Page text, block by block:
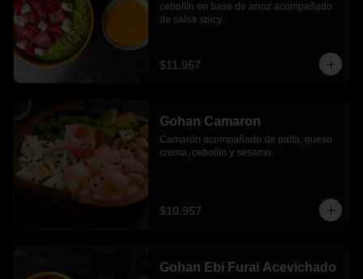
cebollín en base de arroz acompañado
de salsa spicy.
$11.957
Gohan Camaron
Camarón acompañado de palta, queso
crema, cebollin y sesamo.
$10.957
Gohan Ebi Furai Acevichado